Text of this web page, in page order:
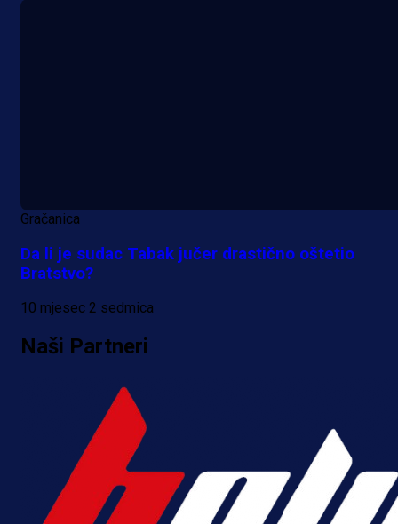
Gračanica
Da li je sudac Tabak jučer drastično oštetio
Bratstvo?
10 mjesec 2 sedmica
Naši Partneri